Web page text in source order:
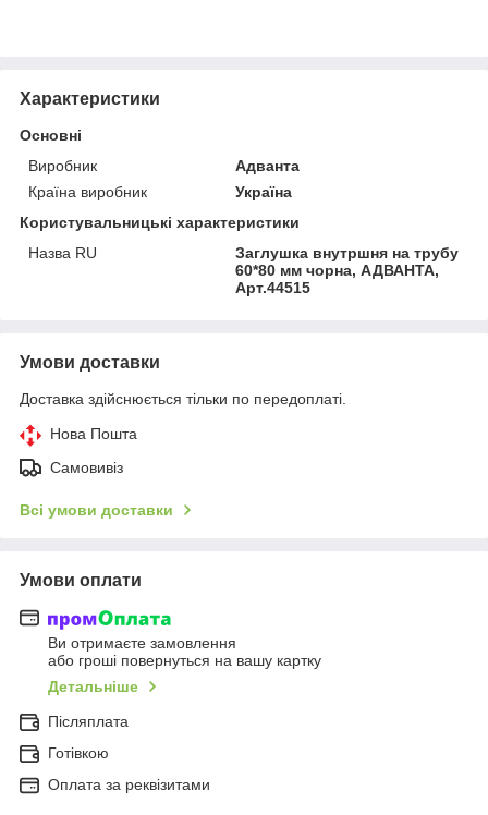
Характеристики
Основні
Виробник
Адванта
Країна виробник
Україна
Користувальницькі характеристики
Назва RU
Заглушка внутршня на трубу
60*80 мм чорна, АДВАНТА,
Арт.44515
Умови доставки
Доставка здійснюється тільки по передоплаті.
Нова Пошта
Самовивіз
Всі умови доставки
Умови оплати
Ви отримаєте замовлення
або гроші повернуться на вашу картку
Детальніше
Післяплата
Готівкою
Оплата за реквізитами